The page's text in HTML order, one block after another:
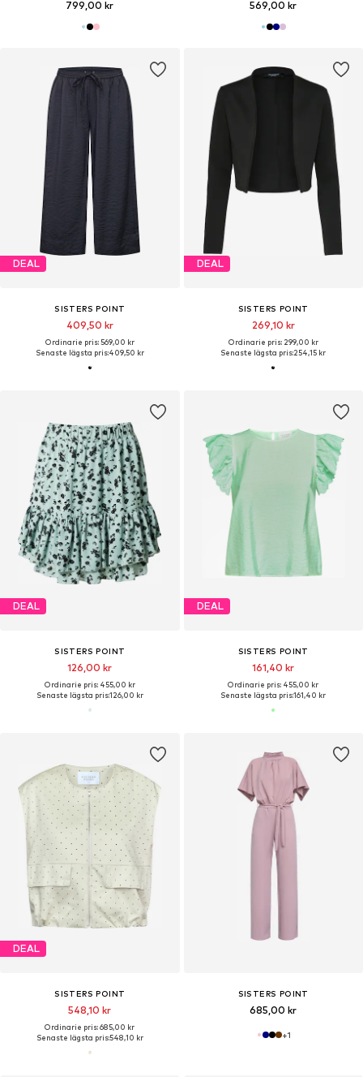
799,00 kr 569,00 kr
DEAL
SISTERS POINT
409,50 kr
Ordinarie pris: 569,00 kr
Senaste lägsta pris:409,50 kr
DEAL
SISTERS POINT
269,10 kr
Ordinarie pris: 299,00 kr
Senaste lägsta pris:254,15 kr
DEAL
SISTERS POINT
126,00 kr
Ordinarie pris: 455,00 kr
Senaste lägsta pris:126,00 kr
DEAL
SISTERS POINT
161,40 kr
Ordinarie pris: 455,00 kr
Senaste lägsta pris:161,40 kr
DEAL
SISTERS POINT
548,10 kr
Ordinarie pris: 685,00 kr
Senaste lägsta pris:548,10 kr
SISTERS POINT
685,00 kr
+1